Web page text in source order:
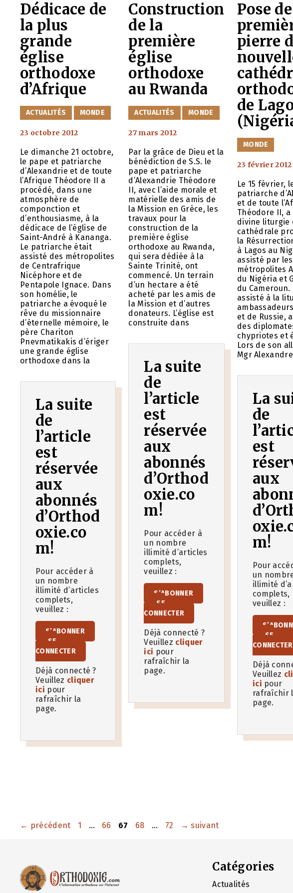
Dédicace de
la plus
grande
église
orthodoxe
d’Afrique
CATÉGORIES
ACTUALITÉS MONDE
23 octobre 2012
Le dimanche 21 octobre,
le pape et patriarche
d’Alexandrie et de toute
l’Afrique Théodore II a
procédé, dans une
atmosphère de
componction et
d’enthousiasme, à la
dédicace de l’église de
Saint-André à Kananga.
Le patriarche était
assisté des métropolites
de Centrafrique
Nicéphore et de
Pentapole Ignace. Dans
son homélie, le
patriarche a évoqué le
rêve du missionnaire
d’éternelle mémoire, le
père Chariton
Pnevmatikakis d’ériger
une grande église
orthodoxe dans la
La suite
de
l’article
est
réservée
aux
abonnés
d’Orthod
oxie.co
m!
Pour accéder à
un nombre
illimité d’articles
complets,
veuillez :
S’ABONNER
SE
CONNECTER
Déjà connecté ?
Veuillez cliquer
ici pour
rafraîchir la
page.
Construction
de la
première
église
orthodoxe
au Rwanda
CATÉGORIES
ACTUALITÉS MONDE
27 mars 2012
Par la grâce de Dieu et la
bénédiction de S.S. le
pape et patriarche
d’Alexandrie Théodore
II, avec l’aide morale et
matérielle des amis de
la Mission en Grèce, les
travaux pour la
construction de la
première église
orthodoxe au Rwanda,
qui sera dédiée à la
Sainte Trinité, ont
commencé. Un terrain
d’un hectare a été
acheté par les amis de
la Mission et d’autres
donateurs. L’église est
construite dans
La suite
de
l’article
est
réservée
aux
abonnés
d’Orthod
oxie.co
m!
Pour accéder à
un nombre
illimité d’articles
complets,
veuillez :
S’ABONNER
SE
CONNECTER
Déjà connecté ?
Veuillez cliquer
ici pour
rafraîchir la
page.
Pose
pierre
de
CATÉGORIES
MONDE
23 février 2012
Le 15 février,
patriarche
et de toute
Théodore II,
divine liturgie
cathédrale
la
à Lagos au
assisté par les
métropolites
du Nigéria et
du Cameroun.
assisté à la
et de Russie,
des
chypriotes et
Lors de son
Mgr
La
de
est
aux
m!
Pour
un
illimité
complets,
veuillez :
SE
CONNECTER
Déjà
Veuillez
ici pour
rafraîchir
page.
← précédent Page
1 … Page
66 Page
67 Page
68 … Page
72 → suivant
Catégories
Actualités